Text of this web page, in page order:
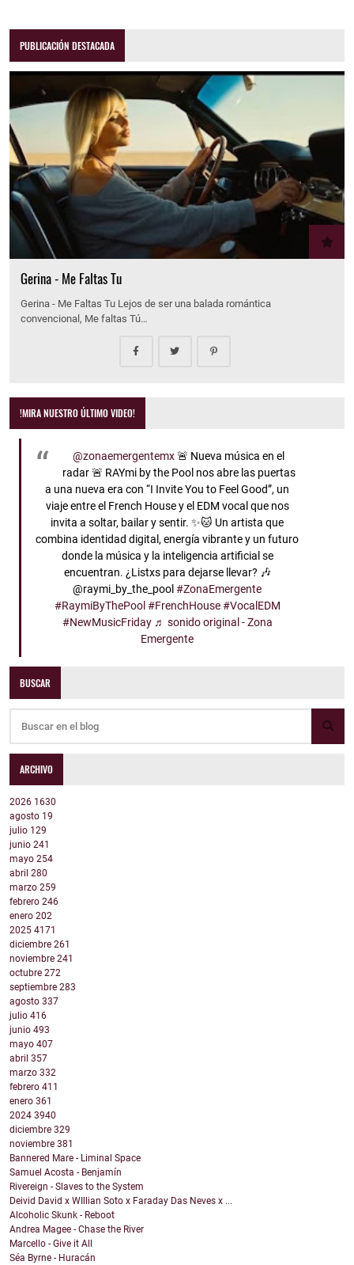
PUBLICACIÓN DESTACADA
Gerina - Me Faltas Tu
Gerina - Me Faltas Tu Lejos de ser una balada romántica
convencional, Me faltas Tú…
!MIRA NUESTRO ÚLTIMO VIDEO!
@zonaemergentemx🚨 Nueva música en el
radar 🚨 RAYmi by the Pool nos abre las puertas
a una nueva era con “I Invite You to Feel Good”, un
viaje entre el French House y el EDM vocal que nos
invita a soltar, bailar y sentir. ✨🐱 Un artista que
combina identidad digital, energía vibrante y un futuro
donde la música y la inteligencia artificial se
encuentran. ¿Listxs para dejarse llevar? 🎶
@raymi_by_the_pool#ZonaEmergente
#RaymiByThePool #FrenchHouse #VocalEDM
#NewMusicFriday ♬ sonido original - Zona
Emergente
BUSCAR
ARCHIVO
2026 1630
agosto 19
julio 129
junio 241
mayo 254
abril 280
marzo 259
febrero 246
enero 202
2025 4171
diciembre 261
noviembre 241
octubre 272
septiembre 283
agosto 337
julio 416
junio 493
mayo 407
abril 357
marzo 332
febrero 411
enero 361
2024 3940
diciembre 329
noviembre 381
Bannered Mare - Liminal Space
Samuel Acosta - Benjamín
Rivereign - Slaves to the System
Deivid David x WIllian Soto x Faraday Das Neves x ...
Alcoholic Skunk - Reboot
Andrea Magee - Chase the River
Marcello - Give it All
Séa Byrne - Huracán